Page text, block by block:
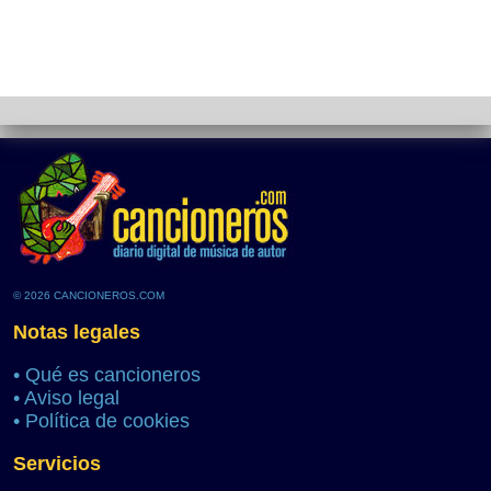
© 2026 CANCIONEROS.COM
Notas legales
• Qué es cancioneros
• Aviso legal
• Política de cookies
Servicios